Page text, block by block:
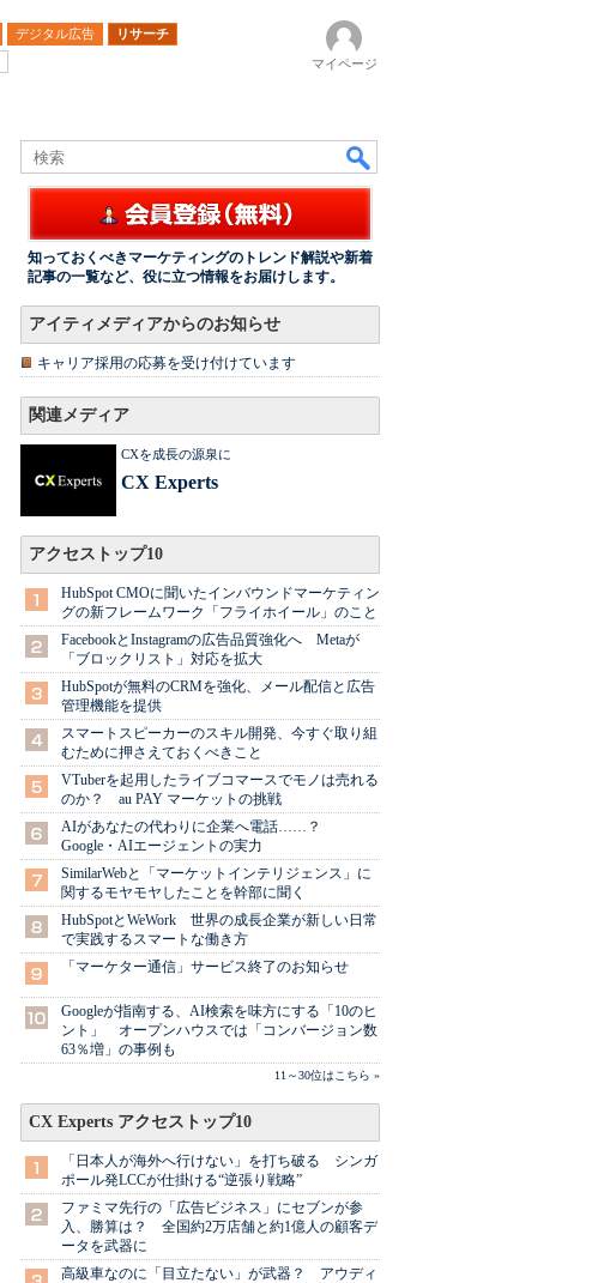
デジタル広告
リサーチ
マイページ
知っておくべきマーケティングのトレンド解説や新着
記事の一覧など、役に立つ情報をお届けします。
アイティメディアからのお知らせ
キャリア採用の応募を受け付けています
関連メディア
CXを成長の源泉に
CX Experts
アクセストップ10
HubSpot CMOに聞いたインバウンドマーケティン
グの新フレームワーク「フライホイール」のこと
FacebookとInstagramの広告品質強化へ Metaが
「ブロックリスト」対応を拡大
HubSpotが無料のCRMを強化、メール配信と広告
管理機能を提供
スマートスピーカーのスキル開発、今すぐ取り組
むために押さえておくべきこと
VTuberを起用したライブコマースでモノは売れる
のか？ au PAY マーケットの挑戦
AIがあなたの代わりに企業へ電話……？
Google・AIエージェントの実力
SimilarWebと「マーケットインテリジェンス」に
関するモヤモヤしたことを幹部に聞く
HubSpotとWeWork 世界の成長企業が新しい日常
で実践するスマートな働き方
「マーケター通信」サービス終了のお知らせ
Googleが指南する、AI検索を味方にする「10のヒ
ント」 オープンハウスでは「コンバージョン数
63％増」の事例も
11～30位はこちら »
CX Experts アクセストップ10
「日本人が海外へ行けない」を打ち破る シンガ
ポール発LCCが仕掛ける“逆張り戦略”
ファミマ先行の「広告ビジネス」にセブンが参
入、勝算は？ 全国約2万店舗と約1億人の顧客デ
ータを武器に
高級車なのに「目立たない」が武器？ アウディ